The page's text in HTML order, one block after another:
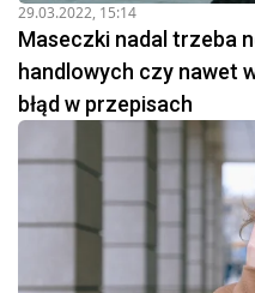
29.03.2022, 15:14
Maseczki nadal trzeba
handlowych czy nawet
błąd w przepisach